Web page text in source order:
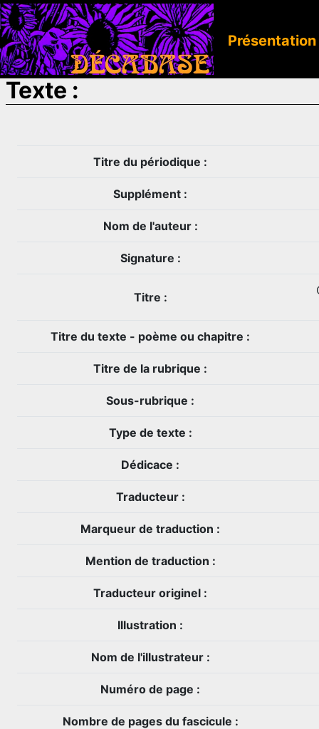
Présentation
Texte :
Titre du périodique :
Supplément :
Nom de l'auteur :
Signature :
Titre :
Titre du texte - poème ou chapitre :
Titre de la rubrique :
Sous-rubrique :
Type de texte :
Dédicace :
Traducteur :
Marqueur de traduction :
Mention de traduction :
Traducteur originel :
Illustration :
Nom de l'illustrateur :
Numéro de page :
Nombre de pages du fascicule :